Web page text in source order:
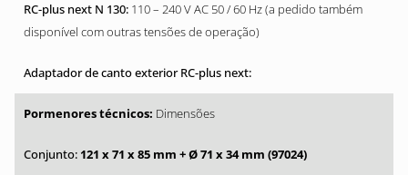
110 – 240 V AC 50 / 60 Hz (a pedido também
disponível com outras tensões de operação)
Dimensões
121 x 71 x 85 mm + Ø 71 x 34 mm (97024)